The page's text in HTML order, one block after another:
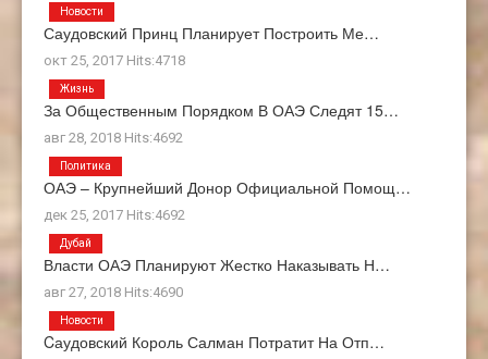
Саудовский Принц Планирует Построить Ме…
окт 25, 2017 Hits:4718
Новости
За Общественным Порядком В ОАЭ Следят 15…
авг 28, 2018 Hits:4692
Жизнь
ОАЭ – Крупнейший Донор Официальной Помощ…
дек 25, 2017 Hits:4692
Политика
Власти ОАЭ Планируют Жестко Наказывать Н…
авг 27, 2018 Hits:4690
Дубай
Cаудовский Король Салман Потратит На Отп…
Новости